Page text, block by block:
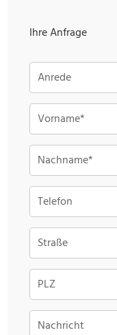
Ihre Anfrage
Anrede
Vorname*
Nachname*
Telefon
Straße
PLZ
Nachricht